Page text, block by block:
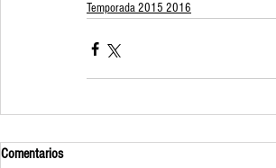
Temporada 2015 2016
Comentarios